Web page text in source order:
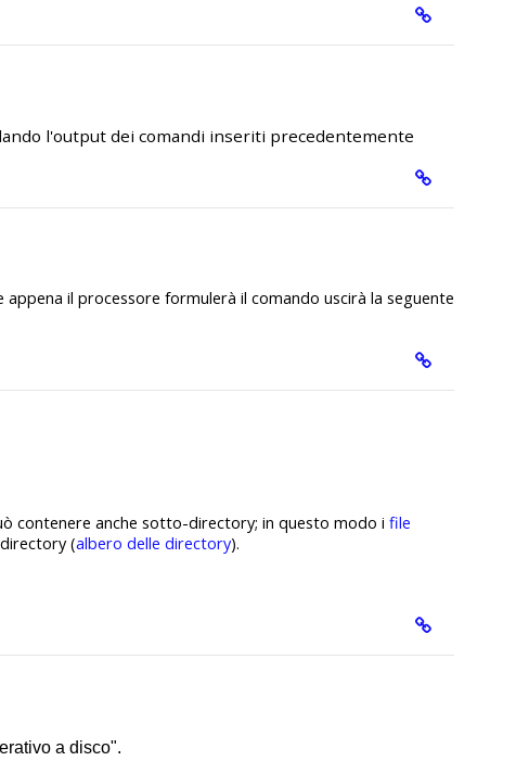
l'output dei comandi inseriti precedentemente
il processore formulerà il comando uscirà la seguente
contenere anche sotto-directory; in questo modo i file
(albero delle directory).
a disco".